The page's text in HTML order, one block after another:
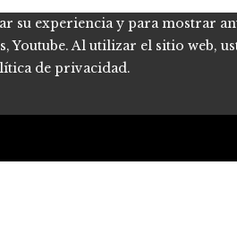
su experiencia y para mostrar
Youtube. Al utilizar el sitio web,
de privacidad.